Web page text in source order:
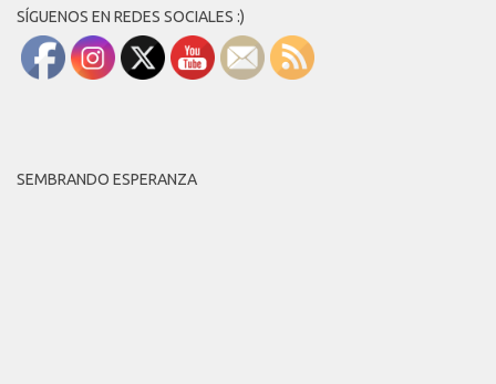
SÍGUENOS EN REDES SOCIALES :)
SEMBRANDO ESPERANZA